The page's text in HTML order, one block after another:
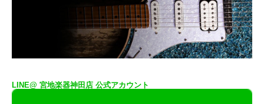
LINE@ 宮地楽器神田店 公式アカウント